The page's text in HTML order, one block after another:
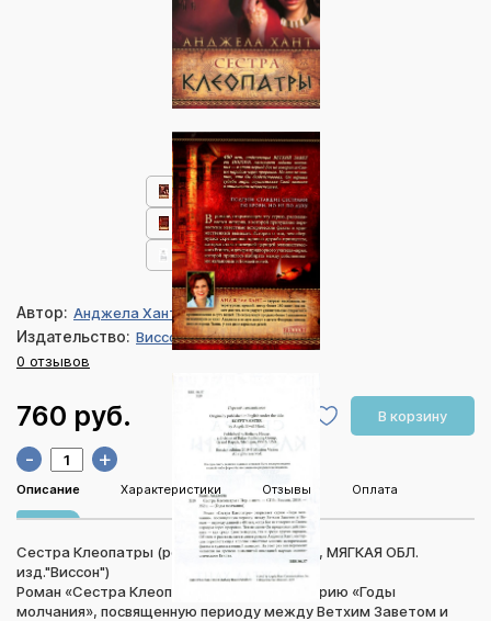
Автор: Анджела Хант
Издательство: Виссон
0 отзывов
760 руб. В корзину
- +
Описание Характеристики Отзывы Оплата
Сестра Клеопатры (роман, Анджела Хант, МЯГКАЯ ОБЛ.
изд."Виссон")
Роман «Сестра Клеопатры» открывает серию «Годы
молчания», посвященную периоду между Ветхим Заветом и